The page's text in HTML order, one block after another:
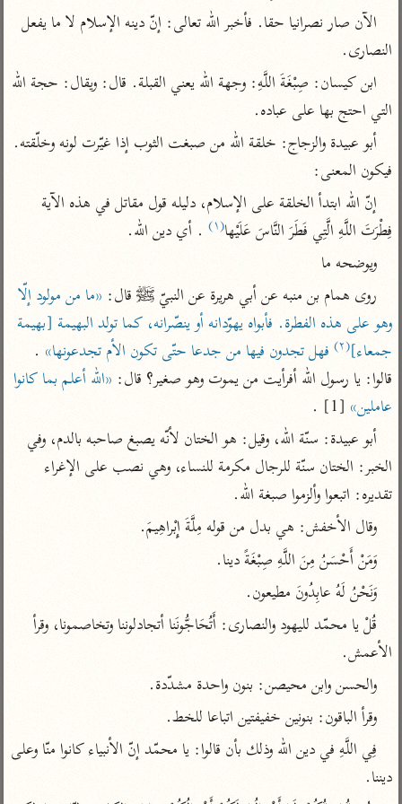
جمع الأقوال
تفسير ابن الجوزي
تفسير الماوردي
منتقاة
تفسير ابن القيم
تفسير ابن تيمية
تفسير السمعاني
تفسير مكّي
محاسن التأويل
للقاسمي
تفسير الثعالبي
تفسير السمرقندي
تفسير الثعلبي
تفسير الرازي
أخرى
نظم الدرر للبقاعي
لغة وبلاغة
التحرير والتنوير
عطية
البحر المحيط لأبي
حيان
البسيط للواحدي
الكشاف للزمخشري
تفسير ابن عثيمين
مركَّزة العبارة
جامع البيان للإيجي
تفسير النسفي
تفسير ابن أبي زمنين
آثار
موسوعة التفسير
المأثور
تفسير ابن أبي حاتم
تفسير مقاتل
اشترك لتصلك أخبار مشاريعنا
راسلنا •تليجرام •
تعليمات• عن الباحث القرآني
النصارى.
التي احتج بها على عباده.
فيكون المعنى:
فِطْرَتَ اللَّهِ الَّتِي فَطَرَ النَّاسَ عَلَيْها(١)
. أي دين الله.
ويوضحه ما
روى همام بن منبه عن أبي هريرة عن النبيّ ﷺ‎ قال:
جمعاء](٢) فهل تجدون فيها من جدعا حتّى تكون الأم تجدعونها»
قالوا: يا رسول الله أفرأيت من يموت وهو صغير؟ قال:
عاملين» [1] .
تقديره: اتبعوا وألزموا صبغة الله.
وقال الأخفش: هي بدل من قوله مِلَّةَ إِبْراهِيمَ.
وَمَنْ أَحْسَنُ مِنَ اللَّهِ صِبْغَةً دينا.
وَنَحْنُ لَهُ عابِدُونَ مطيعون.
الأعمش.
والحسن وابن محيصن: بنون واحدة مشدّدة.
وقرأ الباقون: بنونين خفيفتين اتباعا للخط.
ديننا.